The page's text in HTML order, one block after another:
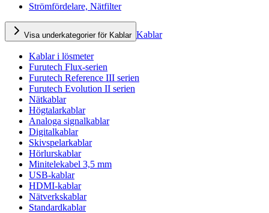
Strömfördelare, Nätfilter
Visa underkategorier för Kablar Kablar
Kablar i lösmeter
Furutech Flux-serien
Furutech Reference III serien
Furutech Evolution II serien
Nätkablar
Högtalarkablar
Analoga signalkablar
Digitalkablar
Skivspelarkablar
Hörlurskablar
Minitelekabel 3,5 mm
USB-kablar
HDMI-kablar
Nätverkskablar
Standardkablar